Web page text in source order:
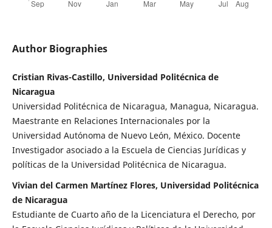
Author Biographies
Cristian Rivas-Castillo, Universidad Politécnica de
Nicaragua
Universidad Politécnica de Nicaragua, Managua, Nicaragua.
Maestrante en Relaciones Internacionales por la
Universidad Autónoma de Nuevo León, México. Docente
Investigador asociado a la Escuela de Ciencias Jurídicas y
políticas de la Universidad Politécnica de Nicaragua.
Vivian del Carmen Martínez Flores, Universidad Politécnica
de Nicaragua
Estudiante de Cuarto año de la Licenciatura el Derecho, por